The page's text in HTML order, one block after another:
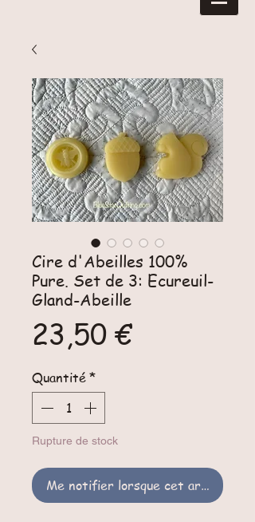
Cire d'Abeilles 100%
Pure. Set de 3: Ecureuil-
Gland-Abeille
23,50 €Prix
Quantité*
Rupture de stock
Me notifier lorsque cet article est